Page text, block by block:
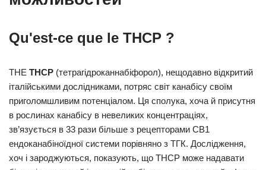
Qu'est-ce que le THCP ?
THE THCP (тетрагідроканнабіфорол), нещодавно відкритий
італійськими дослідниками, потряс світ канабісу своїм
приголомшливим потенціалом. Ця сполука, хоча й присутня
в рослинах канабісу в невеликих концентраціях,
зв’язується в 33 рази більше з рецепторами CB1
ендоканабіноїдної системи порівняно з ТГК. Дослідження,
хоч і зароджуються, показують, що THCP може надавати